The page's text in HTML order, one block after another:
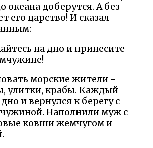
океана доберутся. А без
его царство! И сказал
на дно и принесите
морские жители -
улитки, крабы. Каждый
и вернулся к берегу с
Наполнили муж с
ковши жемчугом и